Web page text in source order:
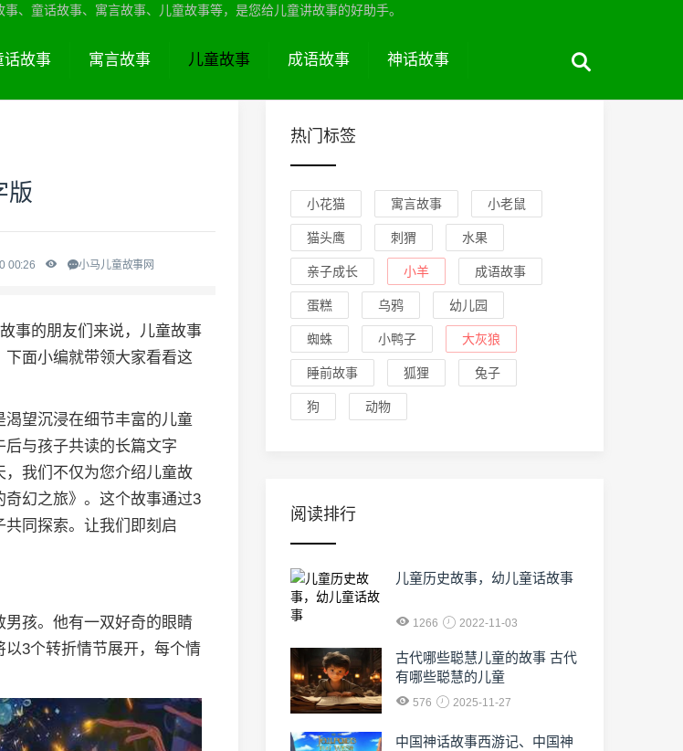
、童话故事、寓言故事、儿童故事等，是您给儿童讲故事的好助手。
话故事 寓言故事 儿童故事 成语故事 神话故事
版
00:26 小马儿童故事网
事的朋友们来说，儿童故事
面小编就带领大家看看这
望沉浸在细节丰富的儿童
与孩子共读的长篇文字
我们不仅为您介绍儿童故
幻之旅》。这个故事通过3
同探索。让我们即刻启
孩。他有一双好奇的眼睛
3个转折情节展开，每个情
热门标签
小花猫 寓言故事 小老鼠
猫头鹰 刺猬 水果
亲子成长 小羊 成语故事
蛋糕 乌鸦 幼儿园
蜘蛛 小鸭子 大灰狼
睡前故事 狐狸 兔子
狗 动物
阅读排行
儿童历史故事，幼儿童话故事
1266 2022-11-03
古代哪些聪慧儿童的故事 古代
有哪些聪慧的儿童
576 2025-11-27
中国神话故事西游记、中国神